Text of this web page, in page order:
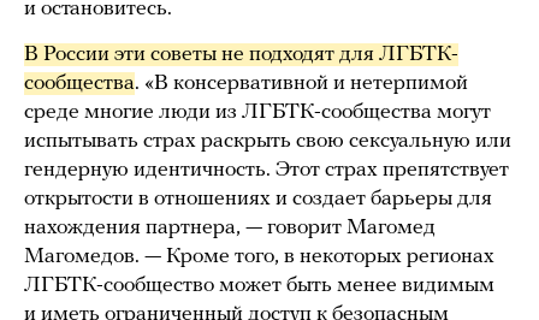
и остановитесь.
В России эти советы не подходят для ЛГБТК-
сообщества. «В консервативной и нетерпимой
среде многие люди из ЛГБТК-сообщества могут
испытывать страх раскрыть свою сексуальную или
гендерную идентичность. Этот страх препятствует
открытости в отношениях и создает барьеры для
нахождения партнера, — говорит Магомед
Магомедов. — Кроме того, в некоторых регионах
ЛГБТК-сообщество может быть менее видимым
и иметь ограниченный доступ к безопасным